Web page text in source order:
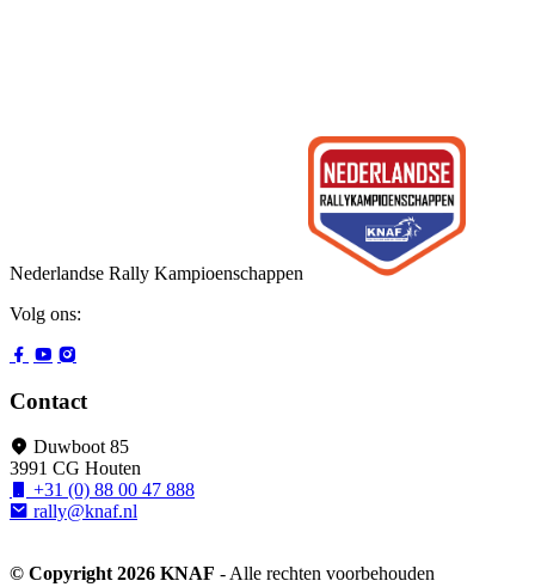
Nederlandse Rally Kampioenschappen
Volg ons:
Contact
Duwboot 85
3991 CG Houten
+31 (0) 88 00 47 888
rally@knaf.nl
© Copyright 2026 KNAF - Alle rechten voorbehouden